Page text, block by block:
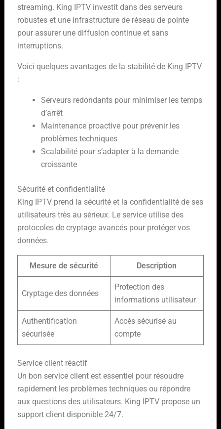
streaming. King IPTV investit dans des serveurs
robustes et une infrastructure de réseau de pointe
pour assurer une diffusion continue et sans
interruptions.
Voici quelques avantages de la stabilité de King IPTV
:
Serveurs redondants pour minimiser les temps
d’arrêt
Maintenance proactive pour prévenir les
problèmes techniques
Scalabilité pour s’adapter à la demande
croissante
Sécurité et confidentialité
King IPTV prend la sécurité et la confidentialité de ses
utilisateurs très au sérieux. Le service utilise des
protocoles de cryptage avancés pour protéger vos
données.
Mesure de sécurité Description
Cryptage des données
Protection des
informations utilisateur
Authentification
sécurisée
Accès sécurisé au
compte
Service client réactif
Un bon service client est essentiel pour résoudre
rapidement les problèmes techniques ou répondre
aux questions des utilisateurs. King IPTV propose un
support client disponible 24/7.